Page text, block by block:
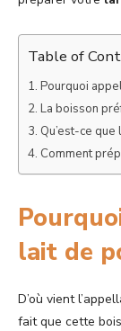
Table of
Pourquoi
La boisson
Qu’est-ce
Comment
lait de
D’où vient
fait que cette